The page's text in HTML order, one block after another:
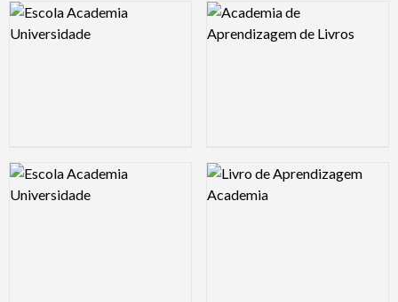
Logo Preview Image Logo Preview Image
Logo Preview Image Logo Preview Image